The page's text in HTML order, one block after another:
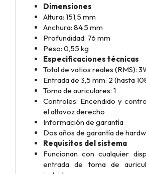
Dimensiones
Altura: 151,5 mm
Anchura: 84,5 mm
Profundidad: 76 mm
Peso: 0,55 kg
Especificaciones técnicas
Total de vatios reales (RMS):
Entrada de 3,5 mm: 2 (hasta
Toma de auriculares: 1
Controles: Encendido y
el altavoz derecho
Información de garantía
Dos años de garantía de
Requisitos del sistema
Funcionan con cualquier
entrada de toma de